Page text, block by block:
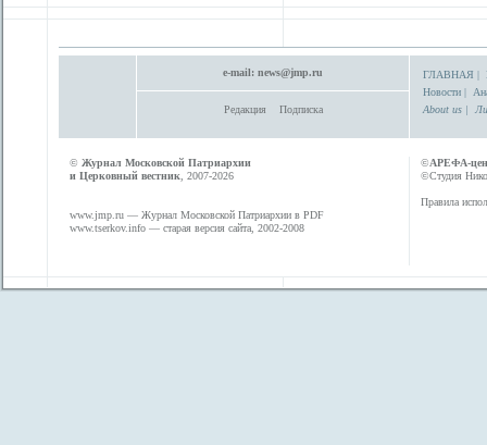
e-mail: news@jmp.ru
Редакция Подписка
ГЛАВНАЯ |
Новости |
About us |
© Журнал Московской Патриархии
и Церковный вестник , 2007-2026
www.jmp.ru — Журнал Московской Патриархии в PDF
www.tserkov.info — старая версия сайта, 2002-2008
©АРЕФА-
©Студия
Правила